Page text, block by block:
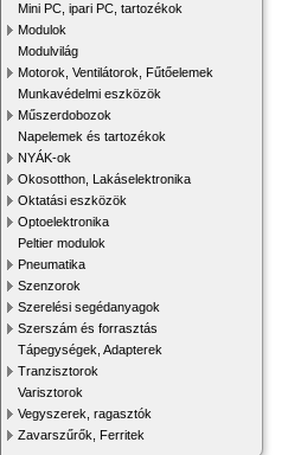
Mini PC, ipari PC, tartozékok
Modulok
Modulvilág
Motorok, Ventilátorok, Fűtőelemek
Munkavédelmi eszközök
Műszerdobozok
Napelemek és tartozékok
NYÁK-ok
Okosotthon, Lakáselektronika
Oktatási eszközök
Optoelektronika
Peltier modulok
Pneumatika
Szenzorok
Szerelési segédanyagok
Szerszám és forrasztás
Tápegységek, Adapterek
Tranzisztorok
Varisztorok
Vegyszerek, ragasztók
Zavarszűrők, Ferritek